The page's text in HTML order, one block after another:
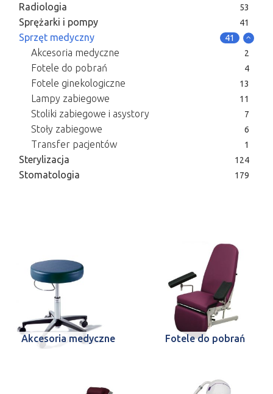
Radiologia 53
Sprężarki i pompy 41
Sprzęt medyczny 41
Akcesoria medyczne 2
Fotele do pobrań 4
Fotele ginekologiczne 13
Lampy zabiegowe 11
Stoliki zabiegowe i asystory 7
Stoły zabiegowe 6
Transfer pacjentów 1
Sterylizacja 124
Stomatologia 179
Akcesoria medyczne Fotele do pobrań